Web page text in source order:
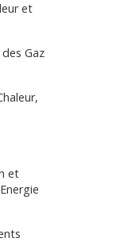
et
Gaz
et